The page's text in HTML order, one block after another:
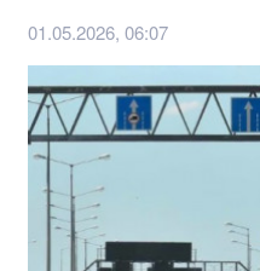
01.05.2026, 06:07